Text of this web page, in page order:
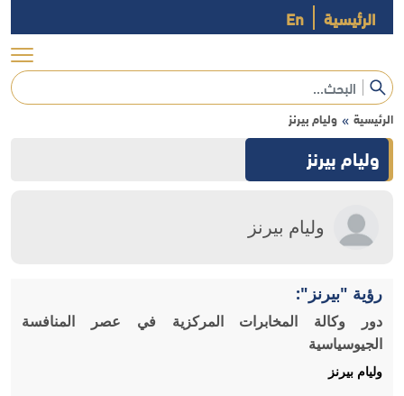
الرئيسية En
الرئيسية » وليام بيرنز
وليام بيرنز
وليام بيرنز
رؤية "بيرنز":
دور وكالة المخابرات المركزية في عصر المنافسة
الجيوسياسية
وليام بيرنز